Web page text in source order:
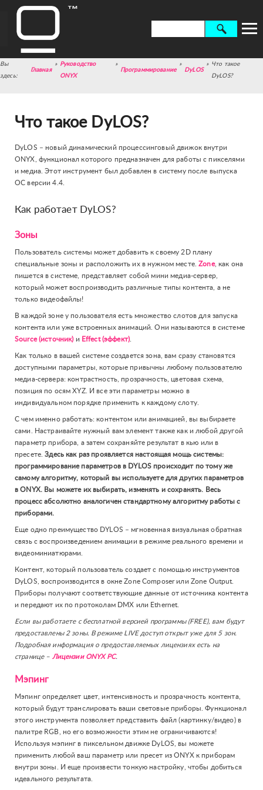
Главная
»
Руководство
ONYX
»
Программирование
»
DyLOS
» Что такое
DyLOS?
Что такое DyLOS?
DyLOS – новый динамический процессинговый движок внутри
ONYX, функционал которого предназначен для работы с пикселями
и медиа. Этот инструмент был добавлен в систему после выпуска
ОС версии 4.4.
Как работает DyLOS?
Зоны
Пользователь системы может добавить к своему 2D плану
специальные зоны и расположить их в нужном месте.Zone, как она
пишется в системе, представляет собой мини медиа-сервер,
который может воспроизводить различные типы контента, а не
только видеофайлы!
В каждой зоне у пользователя есть множество слотов для запуска
контента или уже встроенных анимаций. Они называются в системе
Source (источник) и Effect (эффект)
Как только в вашей системе создается зона, вам сразу становятся
доступными параметры, которые привычны любому пользователю
медиа-сервера: контрастность, прозрачность, цветовая схема,
позиция по осям XYZ. И все эти параметры можно в
индивидуальном порядке применить к каждому слоту.
С чем именно работать: контентом или анимацией, вы выбираете
сами. Настраивайте нужный вам элемент также как и любой другой
параметр прибора, а затем сохраняйте результат в кью или в
пресете.Здесь как раз проявляется настоящая мощь системы:
программирование параметров в DYLOS происходит по тому же
самому алгоритму, который вы используете для других параметров
в ONYX. Вы можете их выбирать, изменять и сохранять. Весь
процесс абсолютно аналогичен стандартному алгоритму работы с
приборами.
Еще одно преимущество DYLOS – мгновенная визуальная обратная
связь с воспроизведением анимации в режиме реального времени и
видеоминиатюрами.
Контент, который пользователь создает с помощью инструментов
DyLOS, воспроизводится в окне Zone Composer или Zone Output.
Приборы получают соответствующие данные от источника контента
и передают их по протоколам DMX или Ethernet.
Если вы работаете с бесплатной версией программы (FREE), вам будут
предоставлены 2 зоны. В режиме LIVE доступ открыт уже для 5 зон.
Подробная информация о предоставляемых лицензиях есть на
странице – Лицензии ONYX PC.
Мэпинг
Мэпинг определяет цвет, интенсивность и прозрачность контента,
который будут транслировать ваши световые приборы. Функционал
этого инструмента позволяет представить файл (картинку/видео) в
палитре RGB, но его возможности этим не ограничиваются!
Используя мэпинг в пиксельном движке DyLOS, вы можете
применить любой ваш параметр или пресет из ONYX к приборам
внутри зоны. И еще произвести тонкую настройку, чтобы добиться
идеального результата.